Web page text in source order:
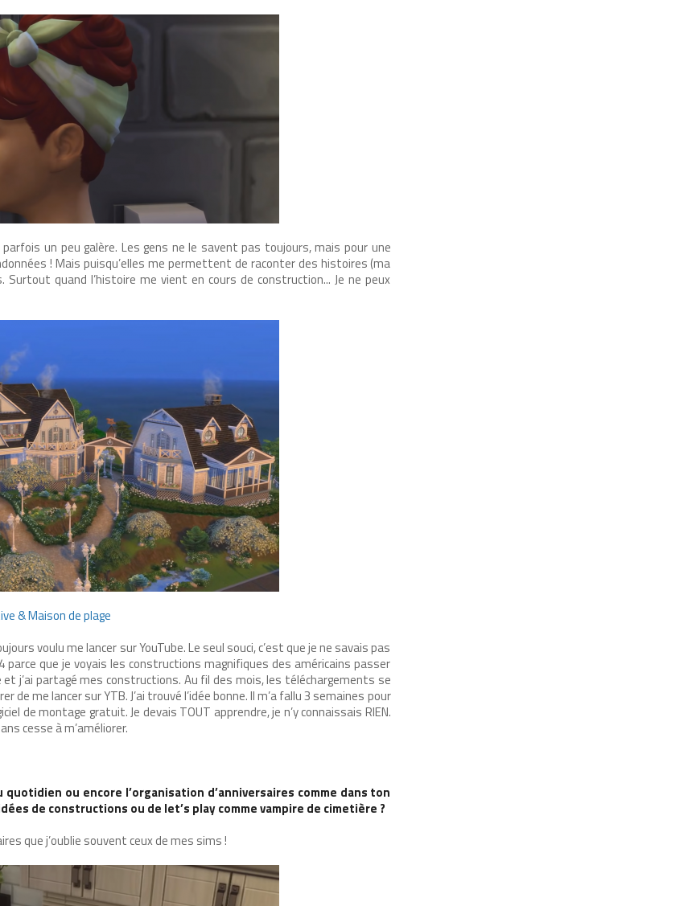
parfois un peu galère. Les gens ne le savent pas toujours, mais pour une
! Mais puisqu’elles me permettent de raconter des histoires (ma
Surtout quand l’histoire me vient en cours de construction... Je ne peux
& Maison de plage
voulu me lancer sur YouTube. Le seul souci, c’est que je ne savais pas
parce que je voyais les constructions magnifiques des américains passer
j’ai partagé mes constructions. Au fil des mois, les téléchargements se
me lancer sur YTB. J’ai trouvé l’idée bonne. Il m’a fallu 3 semaines pour
de montage gratuit. Je devais TOUT apprendre, je n’y connaissais RIEN.
cesse à m’améliorer.
ou encore l’organisation d’anniversaires comme dans ton
de constructions ou de let’s play comme vampire de cimetière ?
que j’oublie souvent ceux de mes sims !